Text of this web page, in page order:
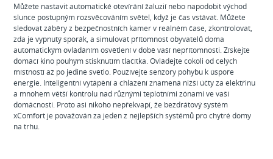
Můžete nastavit automatické otevírání žaluzií nebo napodobit východ
slunce postupným rozsvěcováním světel, když je čas vstávat. Můžete
sledovat záběry z bezpečnostních kamer v reálném čase, zkontrolovat,
zda je vypnutý sporák, a simulovat přítomnost obyvatelů doma
automatickým ovládáním osvětlení v době vaší nepřítomnosti. Získejte
domácí kino pouhým stisknutím tlačítka. Ovládejte cokoli od celých
místností až po jediné světlo. Používejte senzory pohybu k úspoře
energie. Inteligentní vytápění a chlazení znamená nižší účty za elektřinu
a mnohem větší kontrolu nad různými teplotními zónami ve vaší
domácnosti. Proto asi nikoho nepřekvapí, že bezdrátový systém
xComfort je považován za jeden z nejlepších systémů pro chytré domy
na trhu.